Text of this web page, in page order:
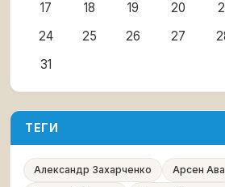
17
18 19 20
24
25 26 27
31
ТЕГИ
Александр Захарченко
Арсен